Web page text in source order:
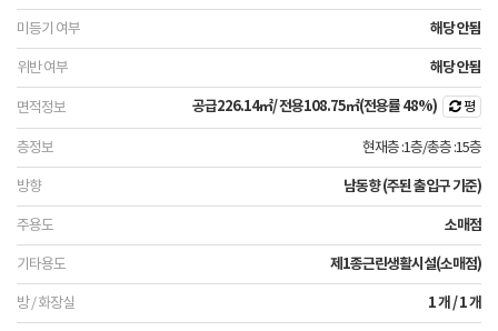
해당 안됨
해당 안됨
공급226.14㎡/ 전용108.75㎡(전용률 48%) 평
현재층 :1층/총층 :15층
남동향 (주된 출입구 기준)
소매점
제1종근린생활시설(소매점)
1 개 / 1 개